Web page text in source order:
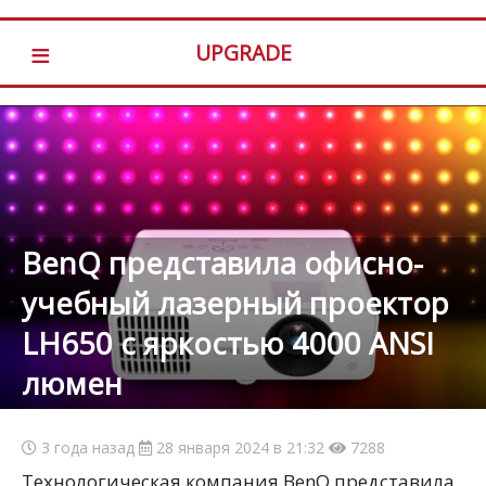
≡ UPGRADE
BenQ представила офисно-
учебный лазерный проектор
LH650 с яркостью 4000 ANSI
люмен
3 года назад 28 января 2024 в 21:32 7288
Технологическая компания BenQ представила